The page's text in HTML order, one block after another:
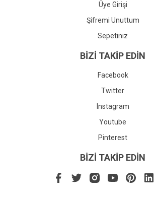
Üye Girişi
Şifremi Unuttum
Sepetiniz
BİZİ TAKİP EDİN
Facebook
Twitter
Instagram
Youtube
Pinterest
BİZİ TAKİP EDİN